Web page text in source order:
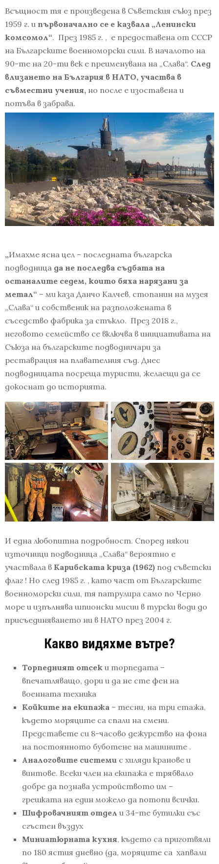
Всъщност тя е произведена в Съветския съюз през
1959 г. и първоначално се е казвала „Ленински
комсомол“. През 1985 г. , е предоставена от СССР
на Българските военноморски сили. В началото на
90-те на 20-ти век е преименувана на „Слава“. След
влизането на България в НАТО, участва в
съвместни учения, но после е изоставена и
потъва в забрава.
„Имахме ясна цел – последната българска
подводница да не последва съдбата на
останалите седем, които бяха нарязани за
метал“ – ми каза Данчо Калчев, стопанин на музея
„Слава“ и собственик на разположената в
съседство фабрика за стъкло. През 2018 г.,
неговото семейство се включва в инициативата на
Съюза на българските подводничари за
реставрация на плавателния съд. Днес
подводницата посреща туристи, желаещи да се
докоснат до историята.
И една любопитна подробност. Според някои
източници подводница „Слава“ вероятно е
участвала в Карибската криза (1962) под съветски
флаг ! Но след 1985 г. , като част от Българските
военноморски сили, тя патрулира само по Черно
море и изпълнява шпионски мисии в турски води до
присъединяването ни в НАТО през 2004 г.
Какво видяхме вътре?
Торпедният отсек и торпедата –
впечатляващо, дори и да не сте фен на
военната техника
Койките на екипажа – тесни, на три етажа,
където моряците са спали на смени.
Представете си 8-часово дежурство на фона
на постоянното буботене на машините .
Аналоговите системи с хиляди кранове и
винтове. Всеки член на екипажа е трябвало
добре да познава устройството им –
грешката на един можело да потопи всички.
Шифровачният отдел и 34-те бутилки със
сгъстен въздух
Миниатюрната кухня, където са приготвяли
по 180 ястия дневно (да, моряците са хапвали